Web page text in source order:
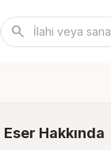
search
Eser Hakkında